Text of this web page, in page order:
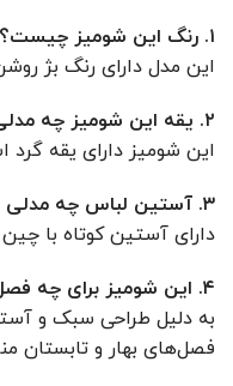
۱. رنگ این شومیز چیست؟
این مدل دارای رنگ بژ
۲. یقه این شومیز چه مدلی است؟
این شومیز دارای یقه
۳. آستین لباس چه مدلی است؟
دارای آستین کوتاه با
۴. این شومیز برای چه فصل‌هایی مناسب است؟
به دلیل طراحی سبک و
فصل‌های بهار و تابستان